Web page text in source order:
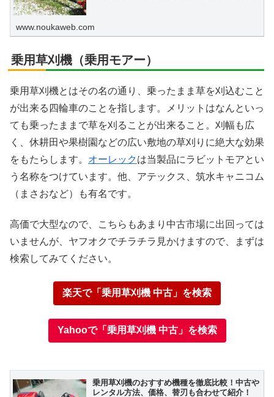
www.noukaweb.com
乗用草刈機（乗用モアー）
乗用草刈機とはその名の通り、乗ったまま草を刈込むこと
が出来る四輪車のことを指します。メリットはなんといっ
ても乗ったままで草を刈ることが出来ること。刈幅も広
く、休耕田や果樹園などの広い敷地の草刈りに絶大な効果
をもたらします。 オーレックは当製品にラビットモアとい
う名称をつけています。他、アテックス、筑水キャニコム
（まさおなど）も有名です。
高価で大型なので、こちらもあまり中古市場に出回っては
いませんが、ヤフオクでチラチラ見かけますので、まずは
検索してみてください。
楽天で「乗用草刈機 中古」を検索
Yahooで「乗用草刈機 中古」を検索
乗用草刈機のおすすめ機種を徹底比較！中古や
レンタル方法、価格、替刃も合わせて紹介！